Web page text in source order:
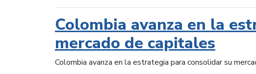
Colombia avanza en la
mercado de capitales
Colombia avanza en la estrategia para consolidar su